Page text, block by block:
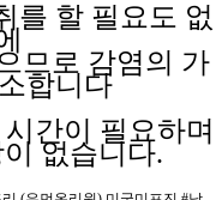
를 할 필요도 없
므로 감염의 가
합니다
간이 필요하며
없습니다.